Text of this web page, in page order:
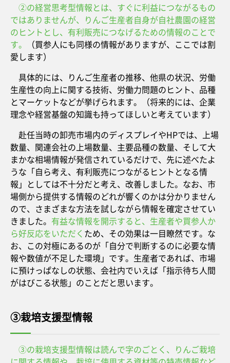
②の経営思考型情報とは、すぐに利益につながるもの
ではありませんが、りんご生産者自身が自社農園の経営
のヒントとし、有利販売につなげるための情報のことで
す。
（買参人にも同様の情報がありますが、ここでは割
愛します）
具体的には、りんご生産者の推移、他県の状況、労働
生産性の向上に関する技術、労働力問題のヒント、品種
とマーケットなどが挙げられます。（将来的には、企業
理念や経営基盤の知識も持ってほしいと考えています）
赴任当時の卸売市場内のディスプレイやHPでは、上場
数量、関連会社の上場数量、主要品種の数量、そして大
まかな相場情報が発信されているだけで、先に述べたよ
うな「自ら考え、有利販売につながるヒントとなる情
報」としては不十分だと考え、改善しました。なお、市
場側から提供する情報のどれが響くのかは分かりません
ので、さまざまな方法を試しながら情報を確定させてい
きました。 有益な情報を開示すると、生産者や買参人か
ら好反応をいただく ため、その効果は一目瞭然です。な
お、この対極にあるのが「自分で判断するのに必要な情
報や数値が不足した環境」です。生産者であれば、市場
に預けっぱなしの状態、会社内でいえば「指示待ち人間
がはびこる状態」のことだと思います。
③栽培支援型情報
③の栽培支援型情報は読んで字のごとく、りんご栽培